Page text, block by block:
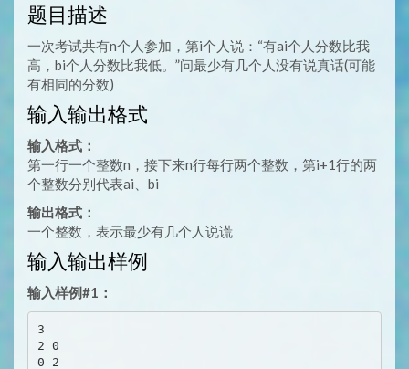
题目描述
一次考试共有n个人参加，第i个人说：“有ai个人分数比我
高，bi个人分数比我低。”问最少有几个人没有说真话(可能
有相同的分数)
输入输出格式
输入格式：
第一行一个整数n，接下来n行每行两个整数，第i+1行的两
个整数分别代表ai、bi
输出格式：
一个整数，表示最少有几个人说谎
输入输出样例
输入样例#1：
3
2 0
0 2